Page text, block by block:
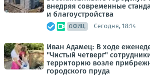
внедряя современные
и благоустройства
ОФИЦ. Сегодня, 18:14
Иван Адамец: В ходе
"Чистый четверг"
территорию возле
городского пруда